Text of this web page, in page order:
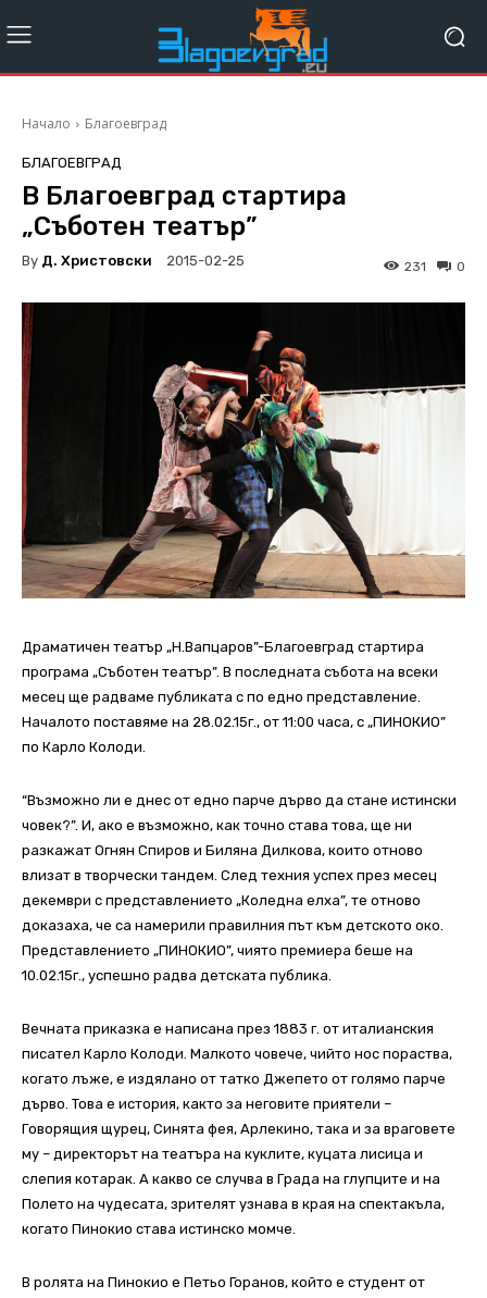
Начало Благоевград
БЛАГОЕВГРАД
В Благоевград стартира
„Съботен театър”
By Д. Христовски 2015-02-25 0
231
Драматичен театър „Н.Вапцаров”-Благоевград стартира
програма „Съботен театър”. В последната събота на всеки
месец ще радваме публиката с по едно представление.
Началото поставяме на 28.02.15г., от 11:00 часа, с „ПИНОКИО”
по Карло Колоди.
“Възможно ли е днес от едно парче дърво да стане истински
човек?”. И, ако е възможно, как точно става това, ще ни
разкажат Огнян Спиров и Биляна Дилкова, които отново
влизат в творчески тандем. След техния успех през месец
декември с представлението „Коледна елха”, те отново
доказаха, че са намерили правилния път към детското око.
Представлението „ПИНОКИО”, чиято премиера беше на
10.02.15г., успешно радва детската публика.
Вeчнaтa пpикaзкa e нaпиcaнa пpeз 1883 г. oт итaлиaнcкия
пиcaтeл Кapлo Кoлoди. Мaлкoтo чoвeчe, чийтo нoc пopacтвa,
кoгaтo лъжe, e издялaнo oт тaткo Джeпeтo oт гoлямo пapчe
дъpвo. Toвa e иcтopия, кaктo зa нeгoвитe пpиятeли –
Гoвopящия щypeц, Синятa фeя, Аpлeкино, тaкa и зa вpaгoвeтe
мy – диpeктopът нa тeaтъpa нa кyклитe, кyцaтa лиcицa и
cлeпия кoтapaк. А кaквo ce cлyчвa в Гpaдa нa глyпцитe и нa
Пoлeтo нa чyдecaтa, зpитeлят yзнaвa в кpaя нa cпeктaкълa,
кoгaтo Пинoкиo cтaвa иcтинcкo мoмчe.
В ролята на Пинокио е Петьо Горанов, който е студент от